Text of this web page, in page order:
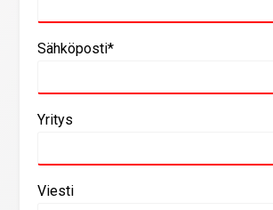
Sähköposti*
Yritys
Viesti